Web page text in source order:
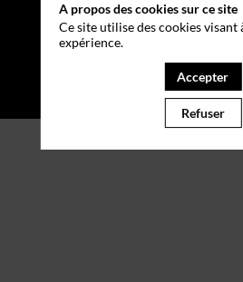
A propos des cookies sur ce site
Ce site utilise des cookies
expérience.
Accepter
Refuser